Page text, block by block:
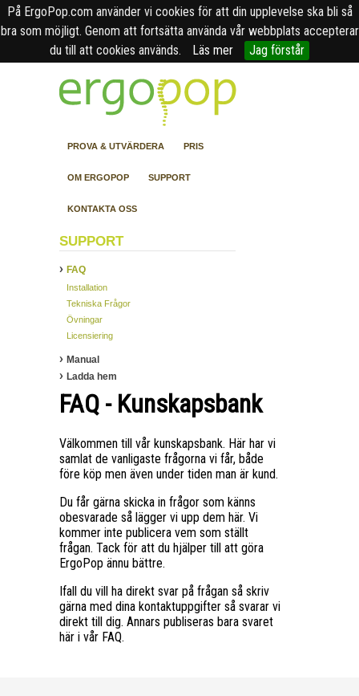
På ErgoPop.com använder vi cookies för att din upplevelse ska bli så
bra som möjligt. Genom att fortsätta använda vår webbplats accepterar
du till att cookies används.
Läs mer Jag förstår
PROVA & UTVÄRDERA PRIS
OM ERGOPOP SUPPORT
KONTAKTA OSS
SUPPORT
FAQ
Installation
Tekniska Frågor
Övningar
Licensiering
Manual
Ladda hem
FAQ - Kunskapsbank
Välkommen till vår kunskapsbank. Här har vi
samlat de vanligaste frågorna vi får, både
före köp men även under tiden man är kund.
Du får gärna skicka in frågor som känns
obesvarade så lägger vi upp dem här. Vi
kommer inte publicera vem som ställt
frågan. Tack för att du hjälper till att göra
ErgoPop ännu bättre.
Ifall du vill ha direkt svar på frågan så skriv
gärna med dina kontaktuppgifter så svarar vi
direkt till dig. Annars publiseras bara svaret
här i vår FAQ.